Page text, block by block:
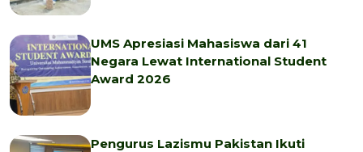
UMS Apresiasi Mahasiswa dari 41
Negara Lewat International Student
Award 2026
Pengurus Lazismu Pakistan Ikuti